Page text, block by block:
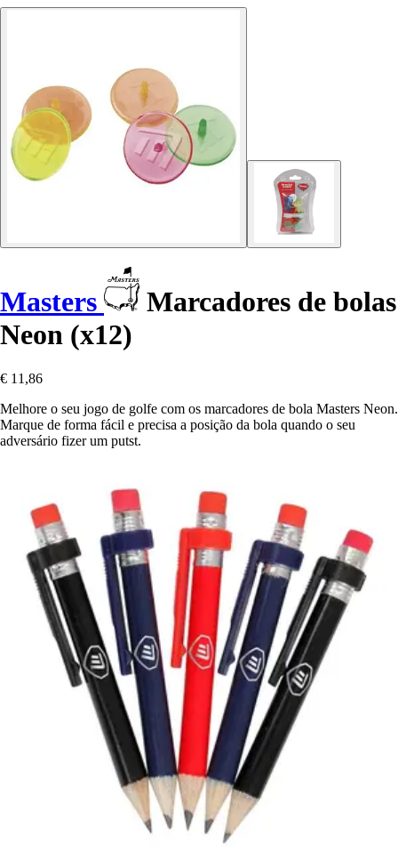
Masters
Marcadores de bolas
Neon (x12)
€ 11,86
Melhore o seu jogo de golfe com os marcadores de bola Masters Neon.
Marque de forma fácil e precisa a posição da bola quando o seu
adversário fizer um putst.